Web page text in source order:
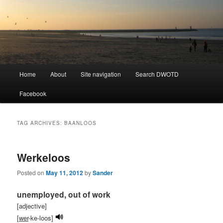
Dutch Word of the Day
Skip
to
Skip
to
Home About Site navigation Search DWOTD
Facebook
TAG ARCHIVES:BAANLOOS
Werkeloos
Posted onMay 11, 2012bySander
unemployed, out of work
[adjective]
[wer-ke-loos]